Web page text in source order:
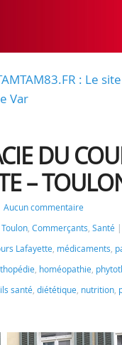
: Le
Var
DU
–
Aucun commentaire
Toulon, Commerçants, Santé
Lafayette, médicaments,
, homéopathie,
santé, diététique, nutrition,